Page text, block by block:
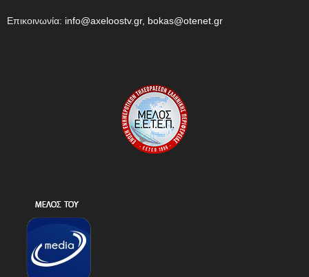
Επικοινωνία: info@axeloostv.gr, bokas@otenet.gr